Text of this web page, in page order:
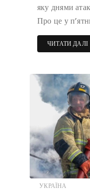
яку днями
Про це у
ЧИТАТИ ДАЛІ
УКРАЇНА